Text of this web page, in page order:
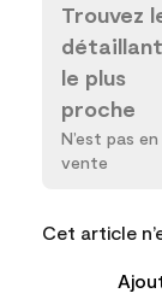
Trouvez
détaillant
le plus
proche
N’est pas en
vente
Cet article